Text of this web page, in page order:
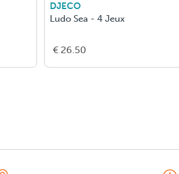
DJECO
Ludo Sea - 4 Jeux
€ 26.50